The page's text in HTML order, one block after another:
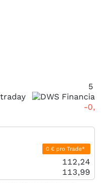
5
-
0 € pro Trade*
112,24
113,99